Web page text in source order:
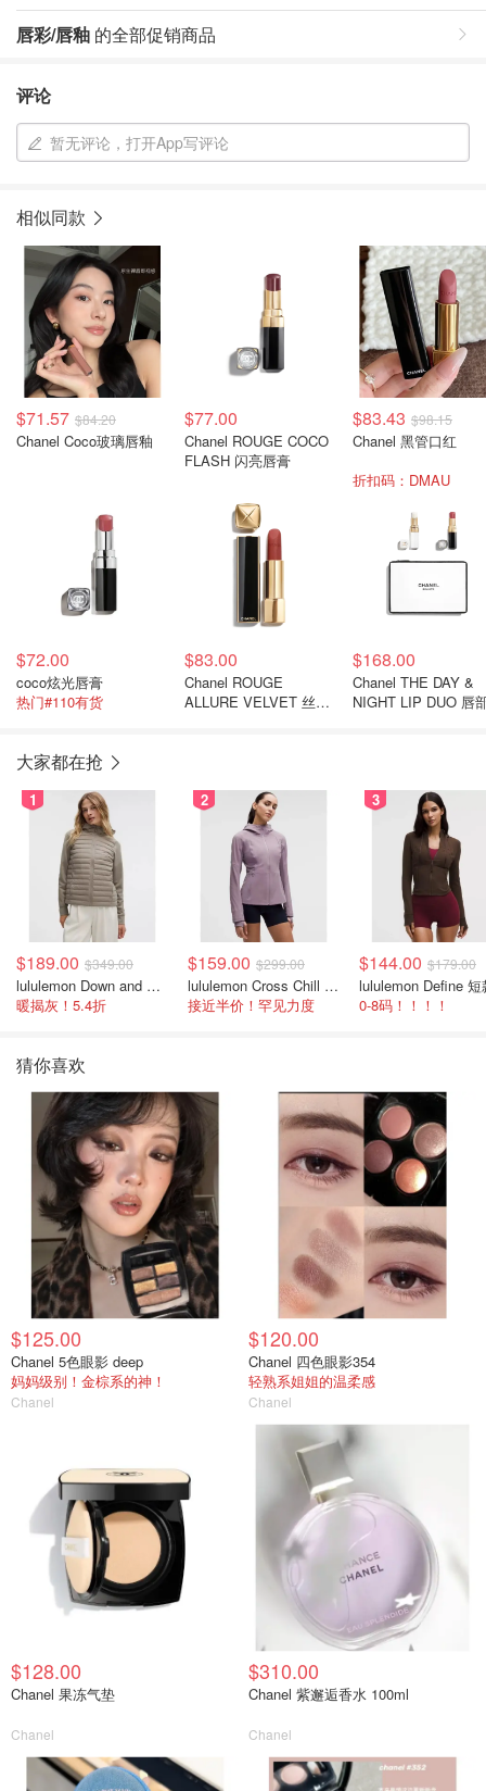
唇彩/唇釉 的全部促销商品
评论
暂无评论，打开App写评论
相似同款
$71.57 $84.20
Chanel Coco玻璃唇釉
$77.00
Chanel ROUGE COCO
FLASH 闪亮唇膏
$83.43 $98.15
Chanel 黑管口红
折扣码：DMAU
$72.00
coco炫光唇膏
热门#110有货
$83.00
Chanel ROUGE
ALLURE VELVET 丝绒
$168.00
Chanel THE DAY &
NIGHT LIP DUO 唇
大家都在抢
1
$189.00 $349.00
lululemon Down and Around 羽绒夹克
暖揭灰！5.4折
2
$159.00 $299.00
lululemon Cross Chill 女士运动外套
接近半价！罕见力度
3
$144.00 $179.00
0-8码！！！！
猜你喜欢
$125.00
Chanel 5色眼影 deep
妈妈级别！金棕系的神！
Chanel
$120.00
Chanel 四色眼影354
轻熟系姐姐的温柔感
Chanel
$128.00
Chanel 果冻气垫
Chanel
$310.00
Chanel 紫邂逅香水 100ml
Chanel